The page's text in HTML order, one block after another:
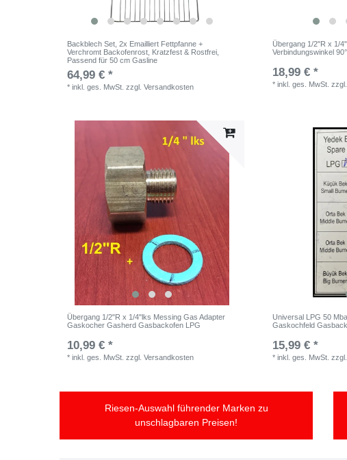
Backblech Set, 2x Emailliert Fettpfanne +
Verchromt Backofenrost, Kratzfest & Rostfrei,
Passend für 50 cm Gasline
64,99 € *
*inkl. ges. MwSt. zzgl.Versandkosten
Übergang 1/2"R x 1/
Verbindungswinkel
18,99 € *
*inkl. ges. MwSt.
Übergang 1/2"R x 1/4"lks Messing Gas Adapter
Gaskocher Gasherd Gasbackofen LPG
10,99 € *
*inkl. ges. MwSt. zzgl.Versandkosten
Universal LPG 50
Gaskochfeld
15,99 € *
*inkl. ges. MwSt.
Riesen-Auswahl führender Marken zu
unschlagbaren Preisen!